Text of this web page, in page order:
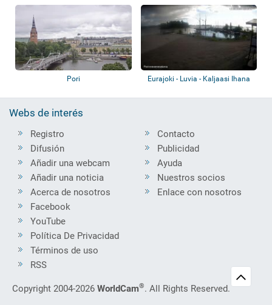
Pori Eurajoki - Luvia - Kaljaasi Ihana
Webs de interés
Registro
Difusión
Añadir una webcam
Añadir una noticia
Acerca de nosotros
Contacto
Publicidad
Ayuda
Nuestros socios
Enlace con nosotros
Facebook
YouTube
Política De Privacidad
Términos de uso
RSS
Copyright 2004-2026 WorldCam®. All Rights Reserved.